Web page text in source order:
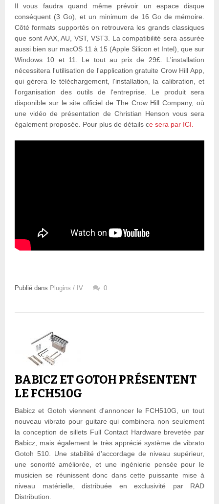
Il vous faudra quand même prévoir un espace disque
conséquent (3 Go), et un minimum de 16 Go de mémoire.
Côté formats supportés on retrouvera les grands classiques
que sont AAX, AU, VST, VST3. La compatibilité sera assurée
aussi bien sur macOS 11 à 15 (Apple Silicon et Intel), que sur
Windows 10 et 11. Le tout au prix de 29£. L'installation
nécessitera l'utilisation de l'application gratuite Crow Hill App,
qui gèrera le téléchargement, l'installation, la calibration, et
l'organisation des outils de l'entreprise. Le produit sera
disponible sur le site officiel de The Crow Hill Company, où
une vidéo de présentation de Christian Henson vous sera
également proposée. Pour plus de détails ce sera par ICI.
Publié dans Plugins / IV 0
BABICZ ET GOTOH PRÉSENTENT
LE FCH510G
Babicz et Gotoh viennent d'annoncer le FCH510G, un tout
nouveau vibrato pour guitare qui combinera non seulement
la conception de sillets Full Contact Hardware brevetée par
Babicz, mais également le très apprécié système de vibrato
Gotoh 510. Une stabilité d'accordage de niveau supérieur,
une sonorité améliorée, et une ingénierie pensée pour le
musicien se réunissent donc dans cette puissante mise à
niveau matérielle, distribuée en exclusivité par RAD
Distribution.